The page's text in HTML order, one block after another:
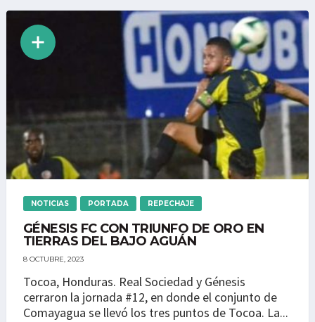
NOTICIAS PORTADA REPECHAJE
GÉNESIS FC CON TRIUNFO DE ORO EN
TIERRAS DEL BAJO AGUÁN
8 OCTUBRE, 2023
Tocoa, Honduras. Real Sociedad y Génesis
cerraron la jornada #12, en donde el conjunto de
Comayagua se llevó los tres puntos de Tocoa. La...